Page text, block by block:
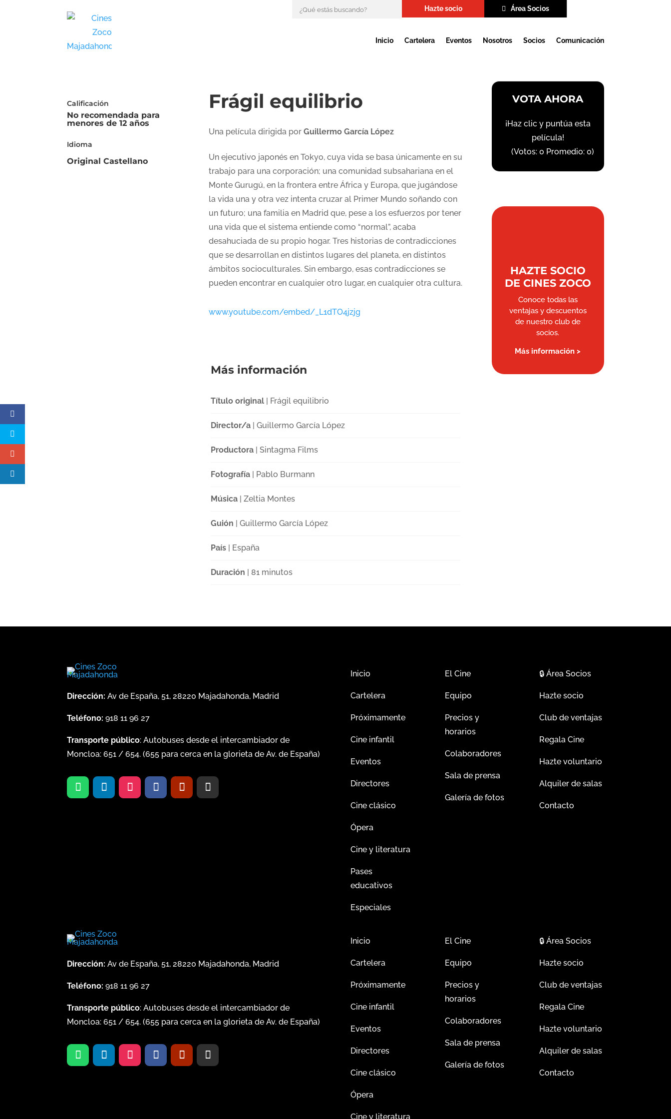
Hazte socio Área Socios
Inicio Cartelera Eventos Nosotros Socios Comunicación
Calificación
No recomendada para
menores de 12 años
Idioma
Original Castellano
Frágil equilibrio
Una película dirigida por Guillermo García López
Un ejecutivo japonés en Tokyo, cuya vida se basa únicamente en su
trabajo para una corporación; una comunidad subsahariana en el
Monte Gurugú, en la frontera entre África y Europa, que jugándose
la vida una y otra vez intenta cruzar al Primer Mundo soñando con
un futuro; una familia en Madrid que, pese a los esfuerzos por tener
una vida que el sistema entiende como “normal”, acaba
desahuciada de su propio hogar. Tres historias de contradicciones
que se desarrollan en distintos lugares del planeta, en distintos
ámbitos socioculturales. Sin embargo, esas contradicciones se
pueden encontrar en cualquier otro lugar, en cualquier otra cultura.
www.youtube.com/embed/_L1dTO4jzjg
Más información
Título original| Frágil equilibrio
Director/a| Guillermo García López
Productora| Sintagma Films
Fotografía| Pablo Burmann
Música| Zeltia Montes
Guión | Guillermo García López
País| España
Duración | 81 minutos
VOTA AHORA
¡Haz clic y puntúa esta
película!
(Votos:0 Promedio:0)
HAZTE SOCIO
DE CINES ZOCO
Conoce todas las
ventajas y descuentos
de nuestro club de
socios.
Más información >
Dirección: Av de España, 51, 28220 Majadahonda, Madrid
Teléfono: 918 11 96 27
Transporte público: Autobuses desde el intercambiador de
Moncloa:651 /654. (655 para cerca en la glorieta de Av. de España)
Inicio
Cartelera
Próximamente
Cine infantil
Eventos
Directores
Cine clásico
Ópera
Cine y literatura
Pases
educativos
Especiales
El Cine
Equipo
Precios y
horarios
Colaboradores
Sala de prensa
Galería de fotos
🔒Área Socios
Hazte socio
Club de ventajas
Regala Cine
Hazte voluntario
Alquiler de salas
Contacto
Dirección: Av de España, 51, 28220 Majadahonda, Madrid
Teléfono: 918 11 96 27
Transporte público: Autobuses desde el intercambiador de
Moncloa:651 /654. (655 para cerca en la glorieta de Av. de España)
Inicio
Cartelera
Próximamente
Cine infantil
Eventos
Directores
Cine clásico
Ópera
Cine y literatura
El Cine
Equipo
Precios y
horarios
Colaboradores
Sala de prensa
Galería de fotos
🔒Área Socios
Hazte socio
Club de ventajas
Regala Cine
Hazte voluntario
Alquiler de salas
Contacto